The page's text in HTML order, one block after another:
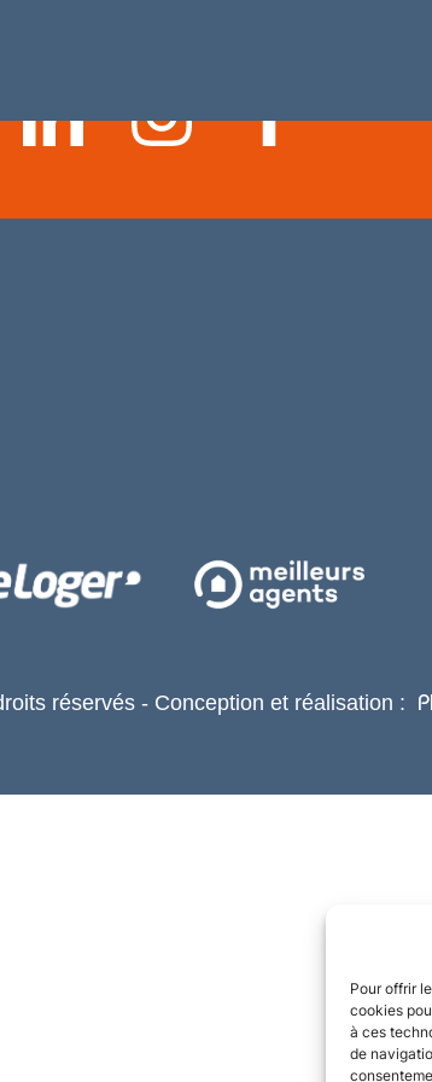
Pour offrir
cookies
à ces
de
réservés - Conception et réalisation :